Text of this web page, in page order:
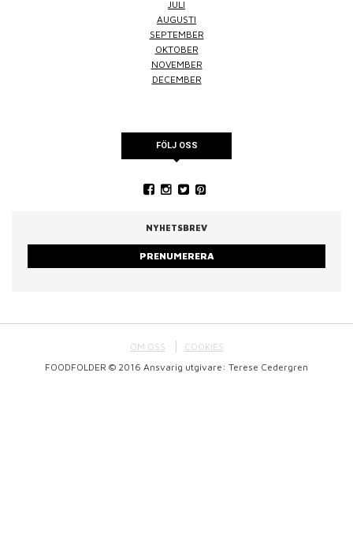
JULI
AUGUSTI
SEPTEMBER
OKTOBER
NOVEMBER
DECEMBER
FÖLJ OSS
NYHETSBREV
PRENUMERERA
OM OSS
COOKIES
FOODFOLDER © 2016 Ansvarig utgivare: Terese Cedergren